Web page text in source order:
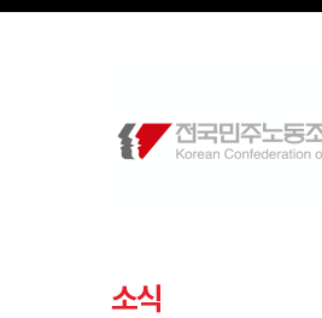
메뉴 건너뛰기
소식
Sketchbook5, 스케